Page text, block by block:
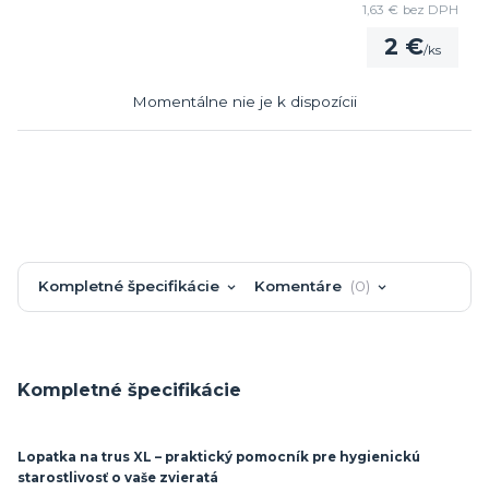
2 €/ks
1,63 € bez DPH
Momentálne nie je k dispozícii
Kompletné špecifikácie Komentáre 0
Kompletné špecifikácie
Lopatka na trus XL – praktický pomocník pre hygienickú
starostlivosť o vaše zvieratá